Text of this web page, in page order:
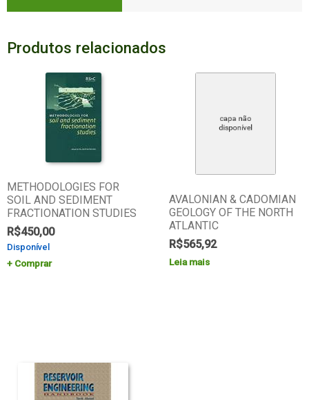
Produtos relacionados
METHODOLOGIES FOR
SOIL AND SEDIMENT
FRACTIONATION STUDIES
R$450,00
Disponível
Comprar
AVALONIAN & CADOMIAN
GEOLOGY OF THE NORTH
ATLANTIC
R$565,92
Leia mais